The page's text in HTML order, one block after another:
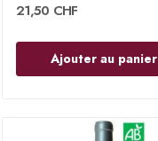
21,50 CHF
Ajouter au panier